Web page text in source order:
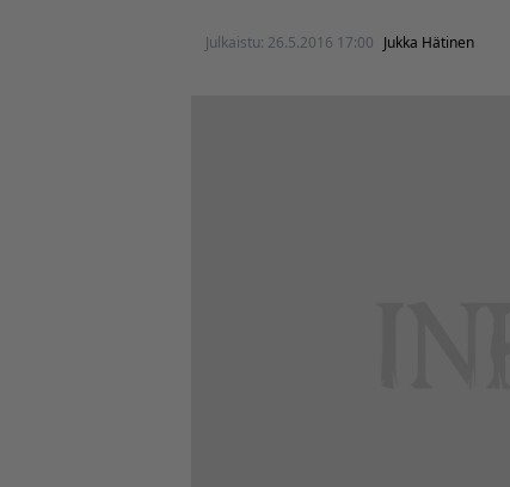
Julkaistu: 26.5.2016 17:00 Jukka Hätinen